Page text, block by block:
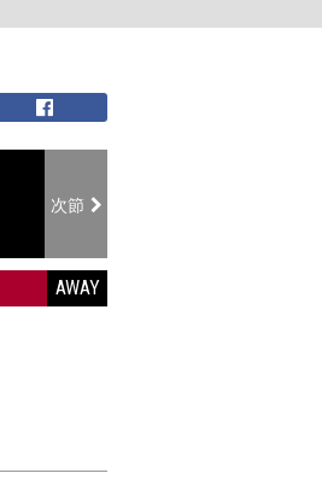
次節
AWAY